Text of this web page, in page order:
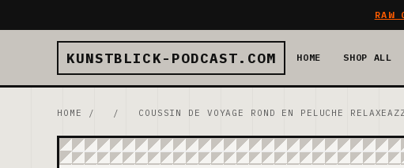
RAW
KUNSTBLICK-PODCAST.COM HOME SHOP ALL
HOME / / COUSSIN DE VOYAGE ROND EN PELUCHE